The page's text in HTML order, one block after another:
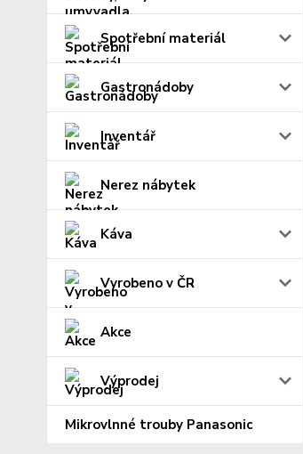
Spotřební materiál
Gastronádoby
Inventář
Nerez nábytek
Káva
Vyrobeno v ČR
Akce
Výprodej
Mikrovlnné trouby Panasonic